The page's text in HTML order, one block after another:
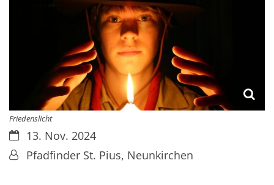
Friedenslicht
Datum:13. Nov. 2024
Von:Pfadfinder St. Pius, Neunkirchen